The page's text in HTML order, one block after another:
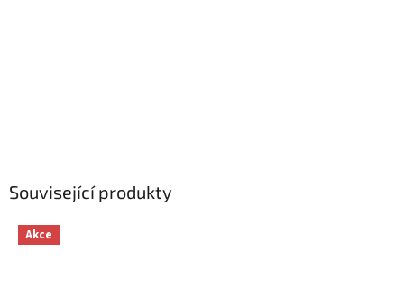
Související produkty
Akce